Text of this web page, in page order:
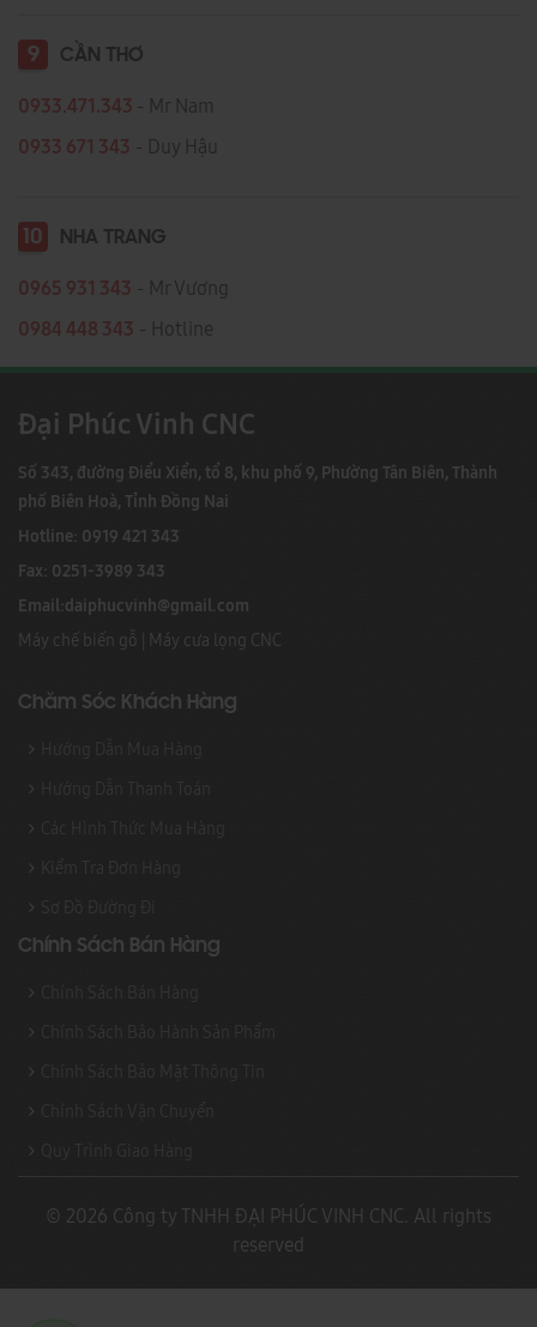
9 CẦN THƠ
0933.471.343 - Mr Nam
0933 671 343 - Duy Hậu
10 NHA TRANG
0965 931 343 - Mr Vương
0984 448 343 - Hotline
Đại Phúc Vinh CNC
Số 343, đường Điểu Xiển, tổ 8, khu phố 9, Phường Tân Biên, Thành
phố Biên Hoà, Tỉnh Đồng Nai
Hotline: 0919 421 343
Fax: 0251-3989 343
Email:daiphucvinh@gmail.com
Máy chế biến gỗ Máy cưa lọng CNC
Chăm Sóc Khách Hàng
Chính Sách Bán Hàng
© 2026 Công ty TNHH ĐẠI PHÚC VINH CNC. All rights
reserved